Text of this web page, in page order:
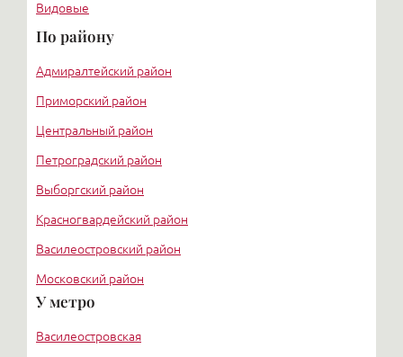
Видовые
По району
Адмиралтейский район
Приморский район
Центральный район
Петроградский район
Выборгский район
Красногвардейский район
Василеостровский район
Московский район
Курортный район
У метро
Василеостровская